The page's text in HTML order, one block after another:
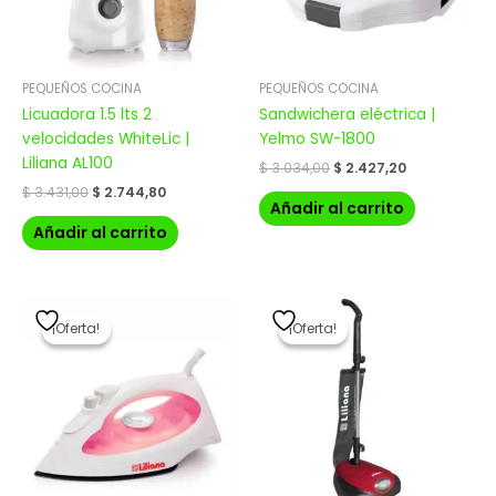
PEQUEÑOS COCINA
Licuadora 1.5 lts 2
velocidades WhiteLic |
Liliana AL100
$3.431,00 $ 2.744,80
Añadir al carrito
PEQUEÑOS COCINA
Sandwichera eléctrica |
Yelmo SW-1800
$3.034,00 $ 2.427,20
Añadir al carrito
¡Oferta!
¡Oferta!precio
original
era:
$ 3.519,00. $ 2.815,20.
¡Oferta!
¡Oferta!precio
original
era:
$ 7.127,00.